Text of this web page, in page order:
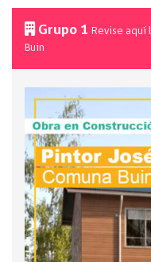
Grupo 1 Revise aquí
Buin